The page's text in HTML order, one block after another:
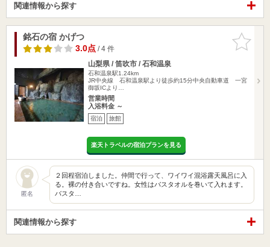
関連情報から探す
お気に入
りに追加
銘石の宿 かげつ
3.0点/ 4 件
山梨県 / 笛吹市 / 石和温泉
石和温泉駅1.24km
JR中央線 石和温泉駅より徒歩約15分中央自動車道 一宮
御坂ICより…
営業時間
入浴料金 ～
宿泊 旅館
楽天トラベルの宿泊プランを見る
匿名
２回程宿泊しました。仲間で行って、ワイワイ混浴露天風呂に入
る。裸の付き合いですね。女性はバスタオルを巻いて入れます。
バスタ…
関連情報から探す